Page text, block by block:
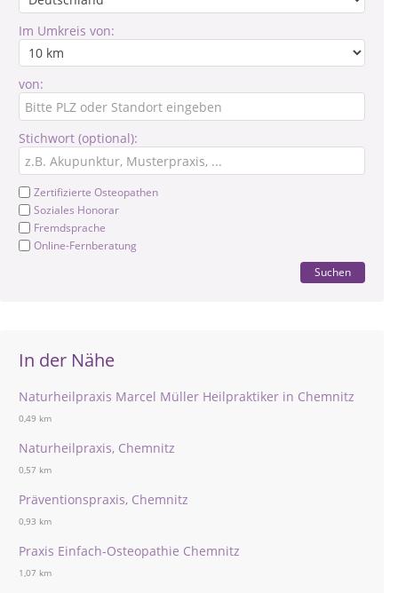
Im Umkreis von:
von:
Stichwort (optional):
Zertifizierte Osteopathen
Soziales Honorar
Fremdsprache
Online-Fernberatung
Suchen
In der Nähe
Naturheilpraxis Marcel Müller Heilpraktiker in Chemnitz
0,49 km
Naturheilpraxis, Chemnitz
0,57 km
Präventionspraxis, Chemnitz
0,93 km
Praxis Einfach-Osteopathie Chemnitz
1,07 km